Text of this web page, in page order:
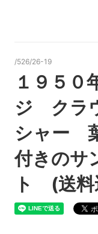
/526/26-19
１９５
ジ クラ
シャー
付きのサ
ト (送料